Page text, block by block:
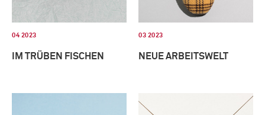
04 2023
IM TRÜBEN FISCHEN
03 2023
NEUE ARBEITSWELT